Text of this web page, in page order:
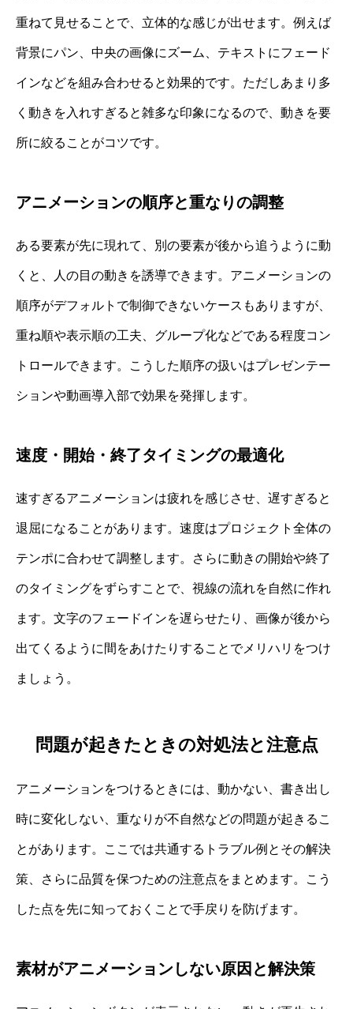
重ねて見せることで、立体的な感じが出せます。例えば
背景にパン、中央の画像にズーム、テキストにフェード
インなどを組み合わせると効果的です。ただしあまり多
く動きを入れすぎると雑多な印象になるので、動きを要
所に絞ることがコツです。
アニメーションの順序と重なりの調整
ある要素が先に現れて、別の要素が後から追うように動
くと、人の目の動きを誘導できます。アニメーションの
順序がデフォルトで制御できないケースもありますが、
重ね順や表示順の工夫、グループ化などである程度コン
トロールできます。こうした順序の扱いはプレゼンテー
ションや動画導入部で効果を発揮します。
速度・開始・終了タイミングの最適化
速すぎるアニメーションは疲れを感じさせ、遅すぎると
退屈になることがあります。速度はプロジェクト全体の
テンポに合わせて調整します。さらに動きの開始や終了
のタイミングをずらすことで、視線の流れを自然に作れ
ます。文字のフェードインを遅らせたり、画像が後から
出てくるように間をあけたりすることでメリハリをつけ
ましょう。
問題が起きたときの対処法と注意点
アニメーションをつけるときには、動かない、書き出し
時に変化しない、重なりが不自然などの問題が起きるこ
とがあります。ここでは共通するトラブル例とその解決
策、さらに品質を保つための注意点をまとめます。こう
した点を先に知っておくことで手戻りを防げます。
素材がアニメーションしない原因と解決策